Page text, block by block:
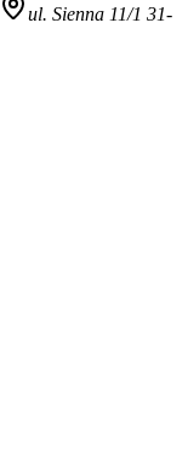
ul. Sienna 11/1 31-